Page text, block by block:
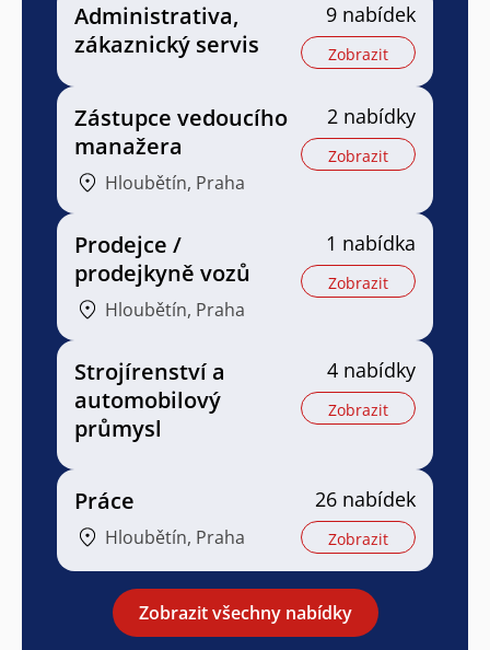
Administrativa,
zákaznický servis
9 nabídek
Zobrazit
Zástupce vedoucího
manažera
Hloubětín, Praha
2 nabídky
Zobrazit
Prodejce /
prodejkyně vozů
Hloubětín, Praha
1 nabídka
Zobrazit
Strojírenství a
automobilový
průmysl
4 nabídky
Zobrazit
Práce
Hloubětín, Praha
26 nabídek
Zobrazit
Zobrazit všechny nabídky